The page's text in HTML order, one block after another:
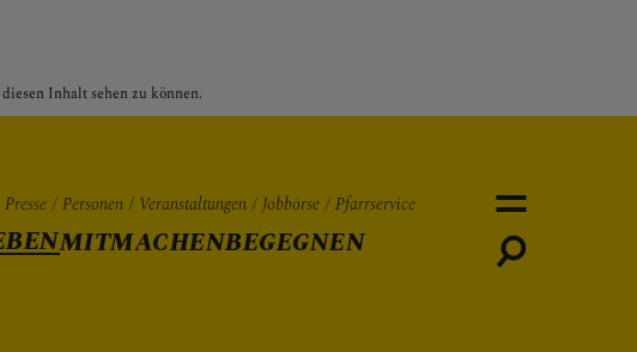
Inhalt sehen zu können.
Presse Personen Veranstaltungen Jobbörse Pfarrservice
MITMACHENBEGEGNEN